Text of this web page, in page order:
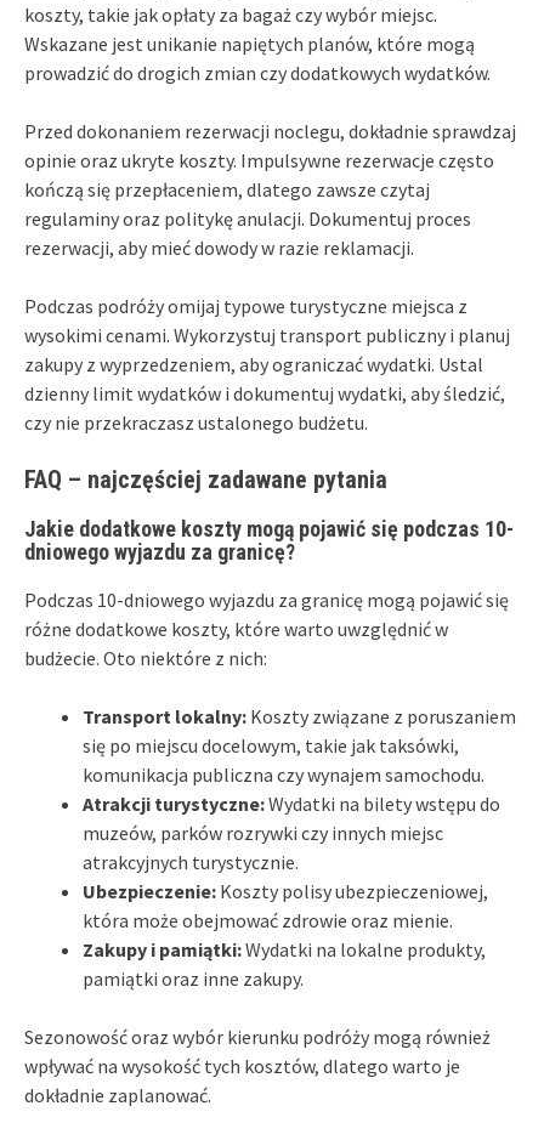
koszty, takie jak opłaty za bagaż czy wybór miejsc.
Wskazane jest unikanie napiętych planów, które mogą
prowadzić do drogich zmian czy dodatkowych wydatków.
Przed dokonaniem rezerwacji noclegu, dokładnie sprawdzaj
opinie oraz ukryte koszty. Impulsywne rezerwacje często
kończą się przepłaceniem, dlatego zawsze czytaj
regulaminy oraz politykę anulacji. Dokumentuj proces
rezerwacji, aby mieć dowody w razie reklamacji.
Podczas podróży omijaj typowe turystyczne miejsca z
wysokimi cenami. Wykorzystuj transport publiczny i planuj
zakupy z wyprzedzeniem, aby ograniczać wydatki. Ustal
dzienny limit wydatków i dokumentuj wydatki, aby śledzić,
czy nie przekraczasz ustalonego budżetu.
FAQ – najczęściej zadawane pytania
Jakie dodatkowe koszty mogą pojawić się podczas 10-
dniowego wyjazdu za granicę?
Podczas 10-dniowego wyjazdu za granicę mogą pojawić się
różne dodatkowe koszty, które warto uwzględnić w
budżecie. Oto niektóre z nich:
Transport lokalny: Koszty związane z poruszaniem
się po miejscu docelowym, takie jak taksówki,
komunikacja publiczna czy wynajem samochodu.
Atrakcji turystyczne:Wydatki na bilety wstępu do
muzeów, parków rozrywki czy innych miejsc
atrakcyjnych turystycznie.
Ubezpieczenie: Koszty polisy ubezpieczeniowej,
która może obejmować zdrowie oraz mienie.
Zakupy i pamiątki:Wydatki na lokalne produkty,
pamiątki oraz inne zakupy.
Sezonowość oraz wybór kierunku podróży mogą również
wpływać na wysokość tych kosztów, dlatego warto je
dokładnie zaplanować.